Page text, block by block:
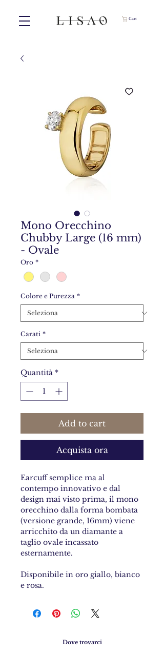
Cart
Mono Orecchino
Chubby Large (16 mm)
- Ovale
Oro *
Colore e Purezza *
Carati *
Quantità *
Add to cart
Acquista ora
Earcuff semplice ma al
contempo innovativo e dal
design mai visto prima, il mono
orecchino dalla forma bombata
(versione grande, 16mm) viene
arricchito da un diamante a
taglio ovale incassato
esternamente.
Disponibile in oro giallo, bianco
e rosa.
Dove trovarci